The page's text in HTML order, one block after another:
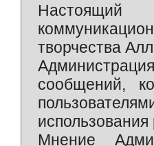
Настоящий
творчества
сообщений,
Мнение